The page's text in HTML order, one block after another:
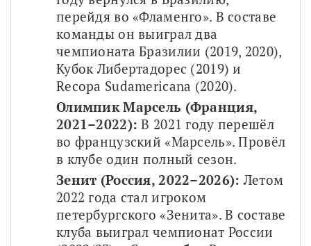
перейдя во «Фламенго». В составе
команды он выиграл два
чемпионата Бразилии (2019, 2020),
Кубок Либертадорес (2019) и
Recopa Sudamericana (2020).
Олимпик Марсель (Франция,
2021–2022): В 2021 году перешёл
во французский «Марсель». Провёл
в клубе один полный сезон.
Зенит (Россия, 2022–2026): Летом
2022 года стал игроком
петербургского «Зенита». В составе
клуба выиграл чемпионат России